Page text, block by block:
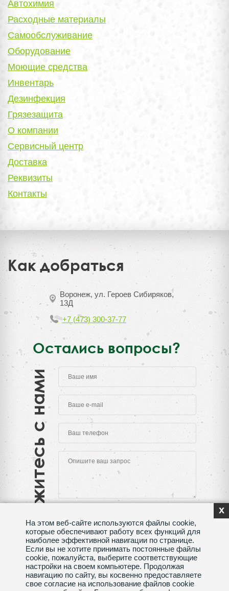
Автохимия
Расходные материалы
Самообслуживание
Оборудование
Моющие средства
Инвентарь
Дезинфекция
Грязезащита
О компании
Сервисный центр
Доставка
Реквизиты
Контакты
Как добраться
Воронеж, ул. Героев Сибиряков,
13Д
+7 (473) 300-37-77
Остались вопросы?
Свяжитесь с нами
Нажимая на кнопку "Отправить", Вы даете согласие
на обработку своихперсональных данных
Сделано в веб-студииSeoMAX
x
На этом веб-сайте используются файлы cookie,
которые обеспечивают работу всех функций для
наиболее эффективной навигации по странице.
Если вы не хотите принимать постоянные файлы
cookie, пожалуйста, выберите соответствующие
настройки на своем компьютере. Продолжая
навигацию по сайту, вы косвенно предоставляете
свое согласие на использование файлов cookie